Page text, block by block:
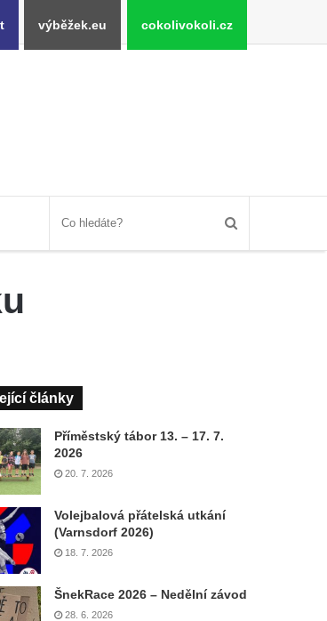
výběžek.eu cokolivokoli.cz
články
Příměstský tábor 13. – 17. 7.
2026
20. 7. 2026
Volejbalová přátelská utkání
(Varnsdorf 2026)
18. 7. 2026
ŠnekRace 2026 – Nedělní závod
28. 6. 2026